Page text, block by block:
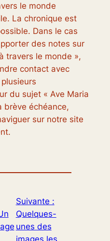
le monde
La chronique est
Dans le cas
des notes sur
travers le monde »,
contact avec
du sujet « Ave Maria
brève échéance,
sur notre site
Suivante :
Quelques-
unes des
images les